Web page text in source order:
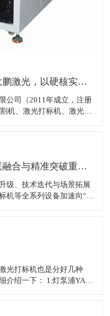
光铸精工，智创未来——深圳市大鹏激光，以硬核实力领跑激光装备赛道
公司（2011年成立，注册
机、激光打标机、激光雕
、跨境卖家
2026全球激光加工设备前沿：智联融合与精准突破重塑智造生态
级、技术迭代与场景拓展
机等全系列设备加速向“高
中
光打标机也是分好几种
绍一下： 1.灯泵浦YAG
激光束。 2.